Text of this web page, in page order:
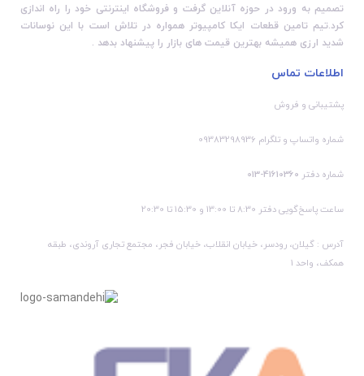
تصمیم به ورود در حوزه آنلاین گرفت و فروشگاه اینترنتی خود را راه اندازی
کرد.تیم تامین قطعات ایکا کامپیوتر همواره در تلاش است با این نوسانات
شدید ارزی همیشه بهترین قیمت های بازار را پیشنهاد بدهد .
اطلاعات تماس
پشتیبانی و فروش
شماره واتساپ و تلگرام 09383298936
شماره دفتر 41610360-013
ساعت پاسخ‌گویی دفتر 8:30 تا 13:00 و 15:30 تا 20:30
آدرس : گیلان، رودسر، خیابان انقلاب، خیابان فجر، مجتمع تجاری آروندی، طبقه
همکف، واحد 1